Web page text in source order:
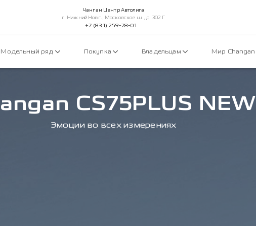
Чанган Центр Автолига
г. Нижний Новг., Московское ш., д. 302 Г
+7 (831) 259-78-01
Модельный ряд Покупка Владельцам Мир Changan
CS75PLUS NEW
Эмоции во всех измерениях